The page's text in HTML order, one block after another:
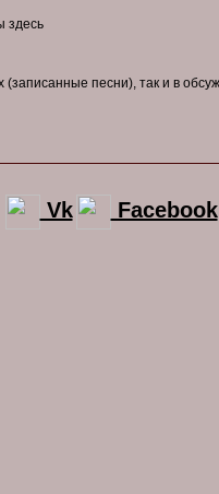
здесь
(записанные песни), так и в
Vk Facebook